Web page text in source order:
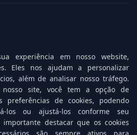
1629
experiência em nosso website,
Eles nos ajudam a personalizar
além de analisar nosso tráfego.
site, você tem a opção de
preferências de cookies, podendo
los ou ajustá-los conforme seu
importante destacar que os cookies